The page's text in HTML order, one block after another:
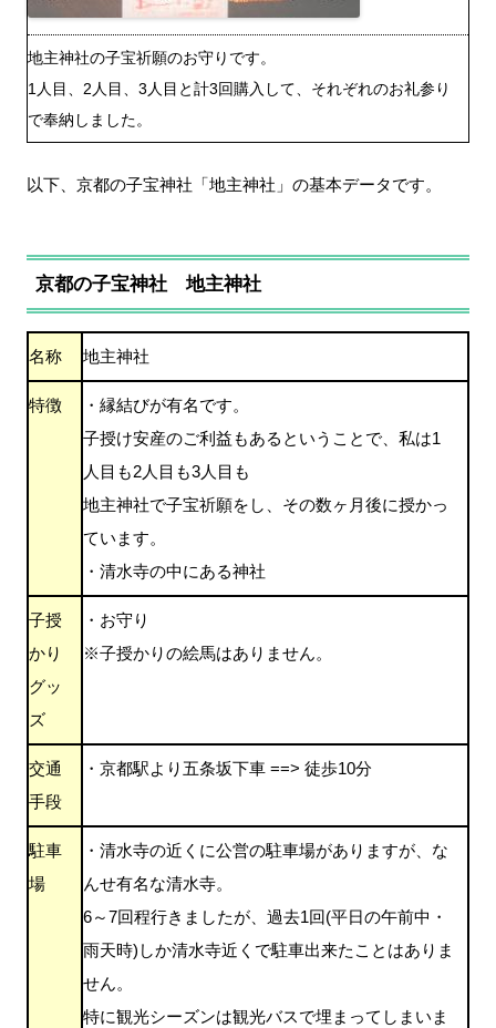
地主神社の子宝祈願のお守りです。
1人目、2人目、3人目と計3回購入して、それぞれのお礼参り
で奉納しました。
以下、京都の子宝神社「地主神社」の基本データです。
京都の子宝神社 地主神社
名称 地主神社
特徴
・縁結びが有名です。
子授け安産のご利益もあるということで、私は1
人目も2人目も3人目も
地主神社で子宝祈願をし、その数ヶ月後に授かっ
ています。
・清水寺の中にある神社
子授
かり
グッ
ズ
・お守り
※子授かりの絵馬はありません。
交通
手段
・京都駅より五条坂下車 ==> 徒歩10分
駐車
場
・清水寺の近くに公営の駐車場がありますが、な
んせ有名な清水寺。
6～7回程行きましたが、過去1回(平日の午前中・
雨天時)しか清水寺近くで駐車出来たことはありま
せん。
特に観光シーズンは観光バスで埋まってしまいま